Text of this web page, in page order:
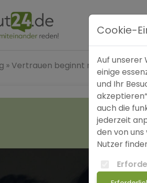
» Vertrauen beginnt manchmal
Cookie-
Auf unserer
einige
und Ihr
auch die
jederzeit
den von
Nutzer